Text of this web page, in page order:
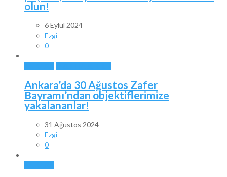
olun!
6 Eylül 2024
Ezgi
0
Ankara’da 30 Ağustos Zafer
Bayramı’ndan objektiflerimize
yakalananlar!
31 Ağustos 2024
Ezgi
0